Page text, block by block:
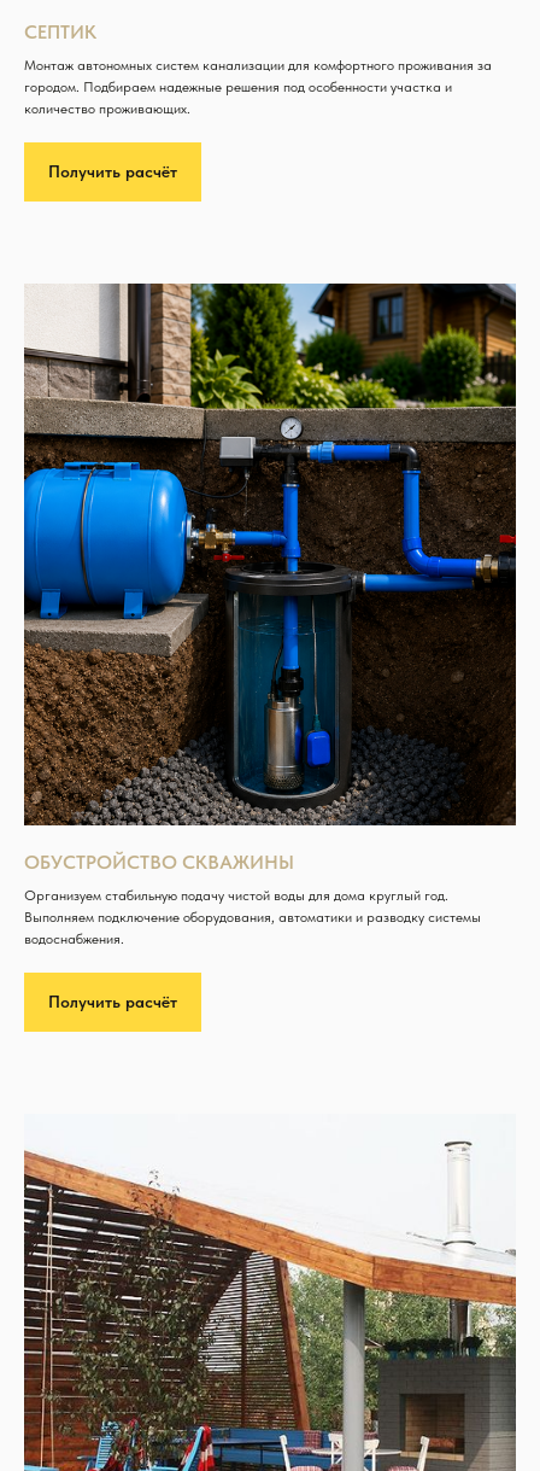
СЕПТИК
Монтаж автономных систем канализации для комфортного проживания за
городом. Подбираем надежные решения под особенности участка и
количество проживающих.
Получить расчёт
ОБУСТРОЙСТВО СКВАЖИНЫ
Организуем стабильную подачу чистой воды для дома круглый год.
Выполняем подключение оборудования, автоматики и разводку системы
водоснабжения.
Получить расчёт